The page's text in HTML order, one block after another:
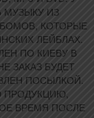
МУЗЫКУ ИЗ
КОТОРЫЕ
ЛЕЙБЛАХ.
ПО КИЕВУ В
ЗАКАЗ БУДЕТ
ПОСЫЛКОЙ.
ПРОДУКЦИЮ,
ВРЕМЯ ПОСЛЕ